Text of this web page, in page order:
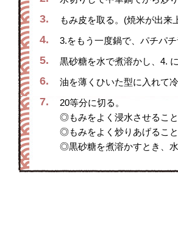
3. もみ皮を取る。(焼米が出来
4. 3.をもう一度鍋で、パチパチ
5. 黒砂糖を水で煮溶かし、4.
6. 油を薄くひいた型に入れて冷
7.
20等分に切る。
◎もみをよく浸水させること
◎もみをよく炒りあげること
◎黒砂糖を煮溶かすとき、